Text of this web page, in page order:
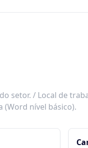
setor. / Local de
nível básico).